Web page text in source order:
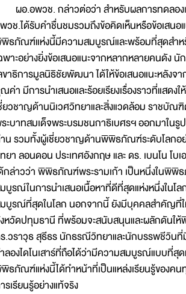
ผอ.อพวช. กล่าวต่อว่า สำหรับผลการทดลองเ
วช.ได้รับคำชื่นชมรวมถึงข้อคิดเห็นหรือข้อเสน
ธภัณฑ์แห่งนี้มีความสมบูรณ์และพร้อมที่สุดสำหรั
พาะอย่างยิ่งข้อเสนอแนะจากหลากหลายคนดัง
ขาธิการมูลนิธิชัยพัฒนา ได้ให้ข้อเสนอแนะหลังจ
ค่า มีการนำเสนอและร้อยเรียงเรื่องราวที่แสด
ยวชาญด้านนิเวศวิทยาและสิ่งแวดล้อม ราชบัณ
ะบาทสมเด็จพระบรมชนกาธิเบศรฯ ออกมาใน
น รวมทั้งผู้เชี่ยวชาญด้านพิพิธภัณฑ์ระดับโลก
ยา ลอนดอน ประเทศอังกฤษ และ ดร. เบนโน โ
กล่าวว่า พิพิธภัณฑ์พระรามเก้า เป็นหนึ่งในพิพิ
บูรณ์ในการนำเสนอเนื้อหาที่ดีที่สุดแห่งหนึ่งใน
บูรณ์ที่สุดในโลก นอกจากนี้ ยังมีบุคคลสำคัญที่
หวัดปทุมธานี ที่พร้อมจะสนับสนุนและผลักดันใ
.วราวุธ สุธีธร นักธรณีวิทยาและนักบรรพชีวิน
ลองไดโนเสาร์ที่ถือได้ว่ามีความสมบูรณ์แบบที่สุ
ธภัณฑ์แห่งนี้ได้ทำหน้าที่เป็นแหล่งเรียนรู้ของค
รเรียนรู้อย่างแท้จริง